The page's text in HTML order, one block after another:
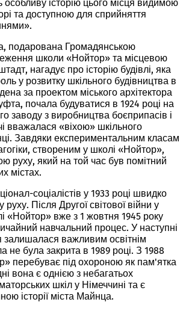
історію цього місця видимою
та доступною для сприйняття
подарована Громадянською
школи «Нойтор» та місцевою
нагадує про історію будівлі, яка
у розвитку шкільного будівництва в
за проектом міського архітектора
почала будуватися в 1924 році на
заводу з виробництва боєприпасів і
вважалася «віхою» шкільного
Завдяки експериментальним класам
створеним у школі «Нойтор»,
руху, який на той час був помітний
містах.
соціалістів у 1933 році швидко
Після Другої світової війни у
«Нойтор» вже з 1 жовтня 1945 року
навчальний процес. У наступні
залишалася важливим освітнім
не була закрита в 1989 році. З 1988
перебуває під охороною як пам'ятка
вона є однією з небагатьох
шкіл у Німеччині та є
історії міста Майнца.